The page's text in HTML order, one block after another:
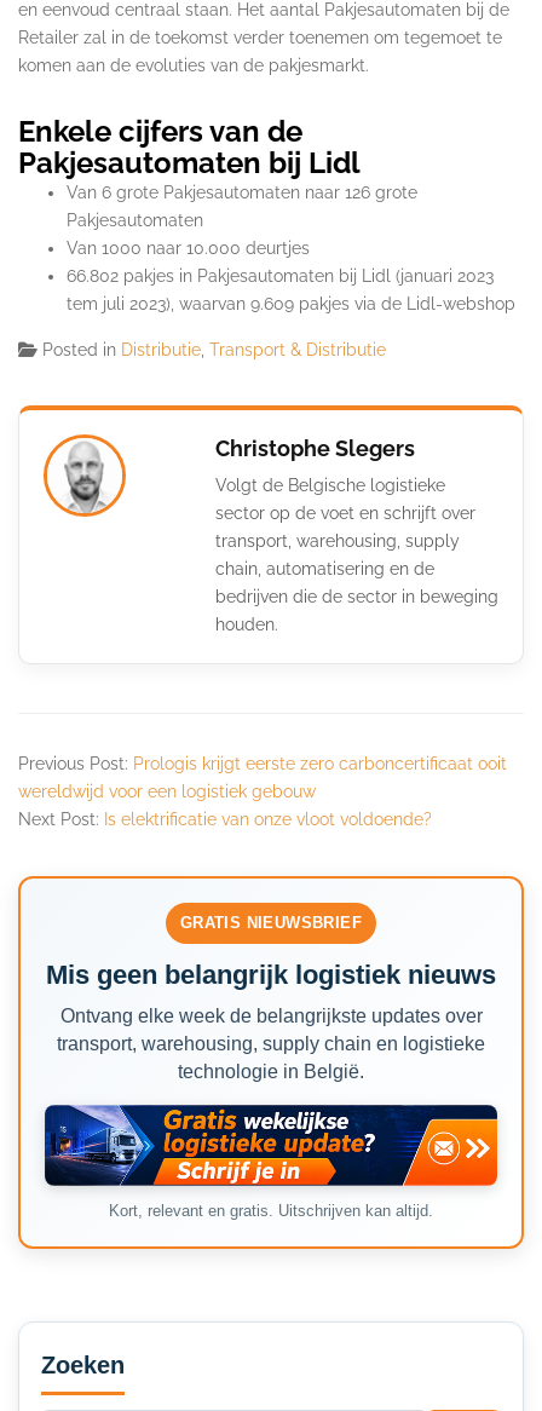
en eenvoud centraal staan. Het aantal Pakjesautomaten bij de
Retailer zal in de toekomst verder toenemen om tegemoet te
komen aan de evoluties van de pakjesmarkt.
Enkele cijfers van de
Pakjesautomaten bij Lidl
Van 6 grote Pakjesautomaten naar 126 grote
Pakjesautomaten
Van 1000 naar 10.000 deurtjes
66.802 pakjes in Pakjesautomaten bij Lidl (januari 2023
tem juli 2023), waarvan 9.609 pakjes via de Lidl-webshop
Posted in Distributie Transport & Distributie
Christophe Slegers
Volgt de Belgische logistieke
sector op de voet en schrijft over
transport, warehousing, supply
chain, automatisering en de
bedrijven die de sector in beweging
houden.
Previous Post: Prologis krijgt eerste zero carboncertificaat ooit
wereldwijd voor een logistiek gebouw
Next Post: Is elektrificatie van onze vloot voldoende?
GRATIS NIEUWSBRIEF
Mis geen belangrijk logistiek nieuws
Ontvang elke week de belangrijkste updates over
transport, warehousing, supply chain en logistieke
technologie in België.
Kort, relevant en gratis. Uitschrijven kan altijd.
Secondary
Sidebar
Zoeken